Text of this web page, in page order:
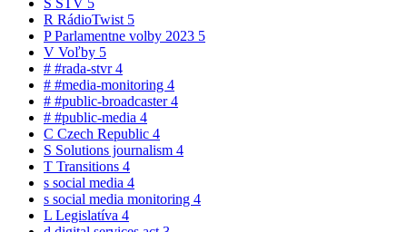
R RádioTwist 5
PParlamentne volby 2023 5
V Voľby 5
# #rada-stvr4
# #media-monitoring 4
# #public-broadcaster4
# #public-media 4
C Czech Republic 4
S Solutions journalism 4
T Transitions 4
s social media 4
s social media monitoring 4
L Legislatíva 4